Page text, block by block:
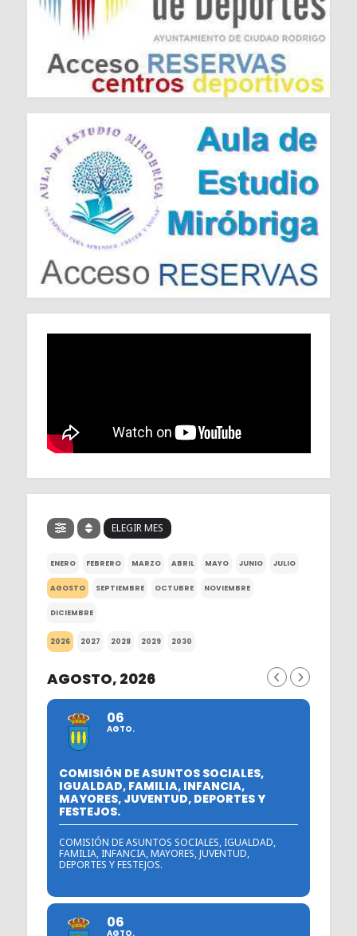
ELEGIR MES
ENERO FEBRERO MARZO ABRIL MAYO JUNIO JULIO
AGOSTO SEPTIEMBRE OCTUBRE NOVIEMBRE
DICIEMBRE
2026 2027 2028 2029 2030
AGOSTO, 2026
06
AGTO.
COMISIÓN DE ASUNTOS SOCIALES,
IGUALDAD, FAMILIA, INFANCIA,
MAYORES, JUVENTUD, DEPORTES Y
FESTEJOS.
COMISIÓN DE ASUNTOS SOCIALES, IGUALDAD,
FAMILIA, INFANCIA, MAYORES, JUVENTUD,
DEPORTES Y FESTEJOS.
06
AGTO.